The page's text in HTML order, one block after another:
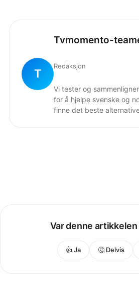
T
Tvmomento-
Redaksjon
Vi tester og
for å hjelpe svenske og
finne det beste
Var denne
👍 Ja 🤔 Delvis